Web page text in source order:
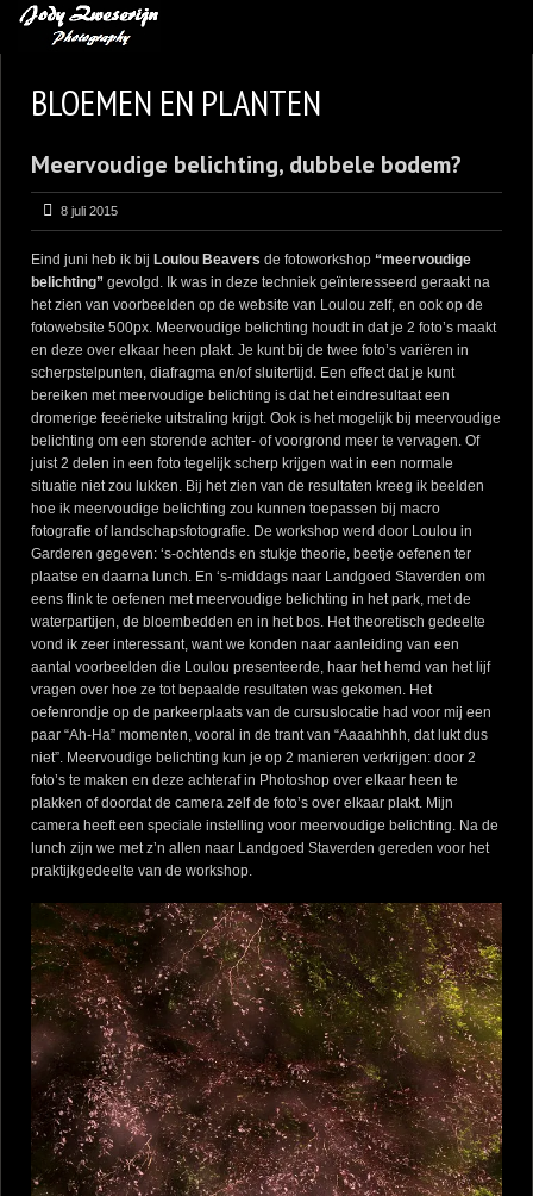
BLOG
LEREN VAN KUNST
BENCE MATE FOTOHUTTEN
OVER MIJ
CONTACT
BLOEMEN EN PLANTEN
Meervoudige belichting, dubbele bodem?
8 juli 2015
Eind juni heb ik bij Loulou Beavers de fotoworkshop “meervoudige
belichting” gevolgd. Ik was in deze techniek geïnteresseerd geraakt na
het zien van voorbeelden op de website van Loulou zelf, en ook op de
fotowebsite 500px. Meervoudige belichting houdt in dat je 2 foto’s maakt
en deze over elkaar heen plakt. Je kunt bij de twee foto’s variëren in
scherpstelpunten, diafragma en/of sluitertijd. Een effect dat je kunt
bereiken met meervoudige belichting is dat het eindresultaat een
dromerige feeërieke uitstraling krijgt. Ook is het mogelijk bij meervoudige
belichting om een storende achter- of voorgrond meer te vervagen. Of
juist 2 delen in een foto tegelijk scherp krijgen wat in een normale
situatie niet zou lukken. Bij het zien van de resultaten kreeg ik beelden
hoe ik meervoudige belichting zou kunnen toepassen bij macro
fotografie of landschapsfotografie. De workshop werd door Loulou in
Garderen gegeven: ‘s-ochtends en stukje theorie, beetje oefenen ter
plaatse en daarna lunch. En ‘s-middags naar Landgoed Staverden om
eens flink te oefenen met meervoudige belichting in het park, met de
waterpartijen, de bloembedden en in het bos. Het theoretisch gedeelte
vond ik zeer interessant, want we konden naar aanleiding van een
aantal voorbeelden die Loulou presenteerde, haar het hemd van het lijf
vragen over hoe ze tot bepaalde resultaten was gekomen. Het
oefenrondje op de parkeerplaats van de cursuslocatie had voor mij een
paar “Ah-Ha” momenten, vooral in de trant van “Aaaahhhh, dat lukt dus
niet”. Meervoudige belichting kun je op 2 manieren verkrijgen: door 2
foto’s te maken en deze achteraf in Photoshop over elkaar heen te
plakken of doordat de camera zelf de foto’s over elkaar plakt. Mijn
camera heeft een speciale instelling voor meervoudige belichting. Na de
lunch zijn we met z’n allen naar Landgoed Staverden gereden voor het
praktijkgedeelte van de workshop.